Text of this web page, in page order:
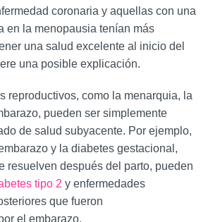
coronaria y aquellas con una
en la menopausia tenían más
una salud excelente al inicio del
una posible explicación.
reproductivos, como la menarquia, la
pueden ser simplemente
de salud subyacente. Por ejemplo,
y la diabetes gestacional,
resuelven después del parto, pueden
tipo 2 y enfermedades
que fueron
el embarazo.